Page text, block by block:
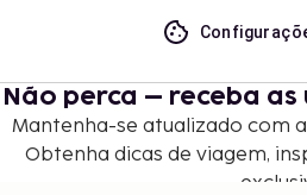
Não perca – receba
Mantenha-se atualizado com
Obtenha dicas de viagem,